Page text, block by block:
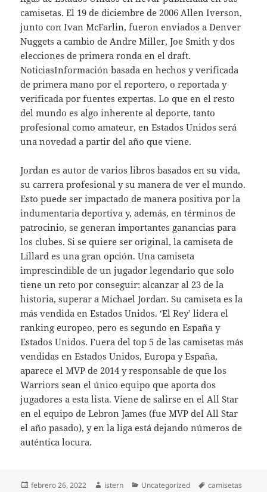
camisetas. El 19 de diciembre de 2006 Allen Iverson,
junto con Ivan McFarlin, fueron enviados a Denver
Nuggets a cambio de Andre Miller, Joe Smith y dos
elecciones de primera ronda en el draft.
NoticiasInformación basada en hechos y verificada
de primera mano por el reportero, o reportada y
verificada por fuentes expertas. Lo que en el resto
del mundo es algo inherente al deporte, tanto
profesional como amateur, en Estados Unidos será
una novedad a partir del año que viene.
Jordan es autor de varios libros basados en su vida,
su carrera profesional y su manera de ver el mundo.
Esto puede ser impactado de manera positiva por la
indumentaria deportiva y, además, en términos de
patrocinio, se generan importantes ganancias para
los clubes. Si se quiere ser original, la camiseta de
Lillard es una gran opción. Una camiseta
imprescindible de un jugador legendario que solo
tiene un reto por conseguir: alcanzar al 23 de la
historia, superar a Michael Jordan. Su camiseta es la
más vendida en Estados Unidos. ‘El Rey’ lidera el
ranking europeo, pero es segundo en España y
Estados Unidos. Fuera del top 5 de las camisetas más
vendidas en Estados Unidos, Europa y España,
aparece el MVP de 2014 y responsable de que los
Warriors sean el único equipo que aporta dos
jugadores a esta lista. Viene de salirse en el All Star
en el equipo de Lebron James (fue MVP del All Star
el año pasado), y en la liga está dejando números de
auténtica locura.
Publicado
febrero 26, 2022 Autor
istern Categorías
Uncategorized Etiquetas
camisetas